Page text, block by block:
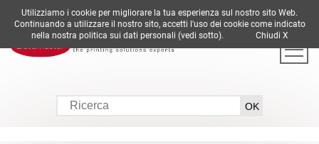
DE EN ES FR IT
Utilizziamo i cookie per migliorare la tua esperienza sul nostro sito Web.
Continuando a utilizzare il nostro sito, accetti l'uso dei cookie come indicato
nella nostra politica sui dati personali (vedi sotto). Chiudi X